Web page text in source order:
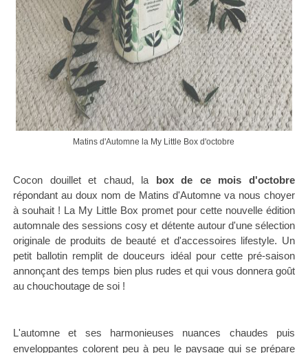
Matins d'Automne la My Little Box d'octobre
Cocon douillet et chaud, la box de ce mois d'octobre
répondant au doux nom de Matins d'Automne va nous choyer
à souhait ! La My Little Box promet pour cette nouvelle édition
automnale des sessions cosy et détente autour d'une sélection
originale de produits de beauté et d'accessoires lifestyle. Un
petit ballotin remplit de douceurs idéal pour cette pré-saison
annonçant des temps bien plus rudes et qui vous donnera goût
au chouchoutage de soi !
L'automne et ses harmonieuses nuances chaudes puis
enveloppantes colorent peu à peu le paysage qui se prépare